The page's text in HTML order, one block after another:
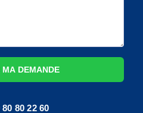
MA DEMANDE
80 80 22 60